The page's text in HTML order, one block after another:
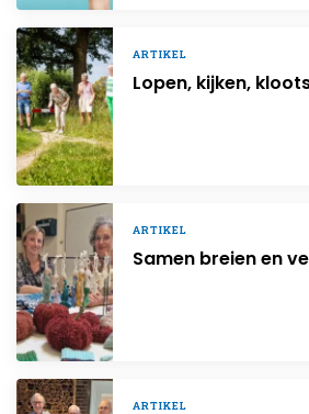
ARTIKEL
Lopen, kijken,
ARTIKEL
Samen breien en
ARTIKEL